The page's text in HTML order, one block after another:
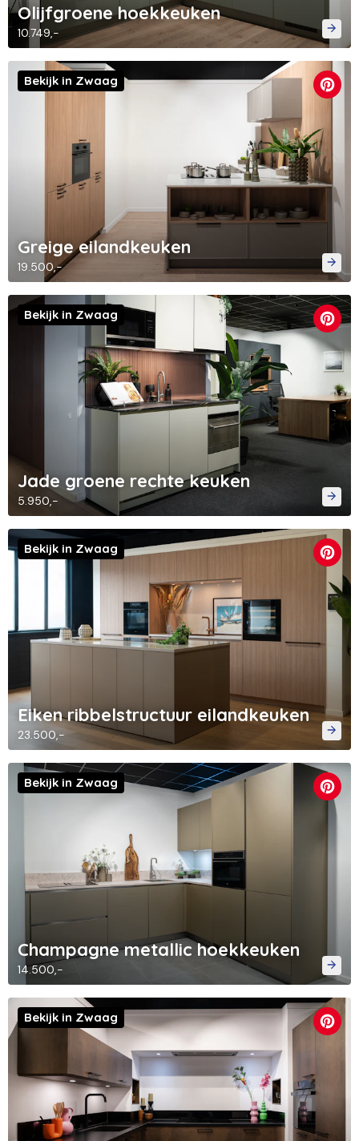
Olijfgroene hoekkeuken
10.749,-
Greige eilandkeuken
19.500,-
Bekijk in Zwaag
Jade groene rechte keuken
5.950,-
Bekijk in Zwaag
Eiken ribbelstructuur eilandkeuken
23.500,-
Bekijk in Zwaag
Champagne metallic hoekkeuken
14.500,-
Bekijk in Zwaag
Bekijk in Zwaag